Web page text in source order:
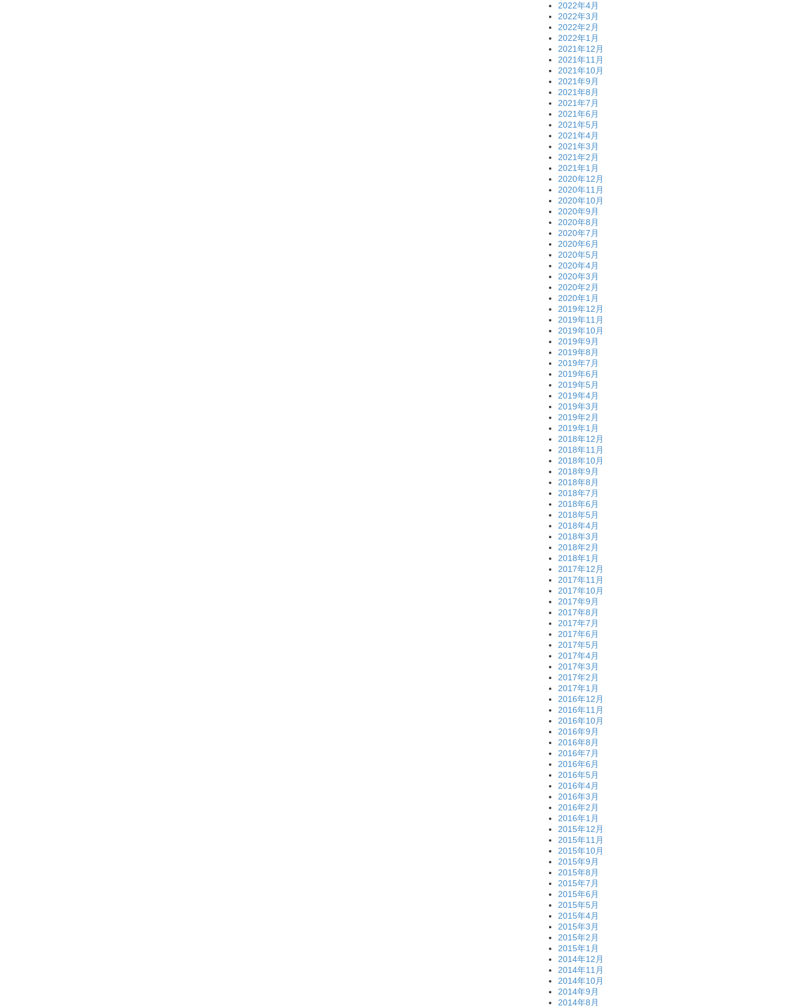
2022年4月
2022年3月
2022年2月
2022年1月
2021年12月
2021年11月
2021年10月
2021年9月
2021年8月
2021年7月
2021年6月
2021年5月
2021年4月
2021年3月
2021年2月
2021年1月
2020年12月
2020年11月
2020年10月
2020年9月
2020年8月
2020年7月
2020年6月
2020年5月
2020年4月
2020年3月
2020年2月
2020年1月
2019年12月
2019年11月
2019年10月
2019年9月
2019年8月
2019年7月
2019年6月
2019年5月
2019年4月
2019年3月
2019年2月
2019年1月
2018年12月
2018年11月
2018年10月
2018年9月
2018年8月
2018年7月
2018年6月
2018年5月
2018年4月
2018年3月
2018年2月
2018年1月
2017年12月
2017年11月
2017年10月
2017年9月
2017年8月
2017年7月
2017年6月
2017年5月
2017年4月
2017年3月
2017年2月
2017年1月
2016年12月
2016年11月
2016年10月
2016年9月
2016年8月
2016年7月
2016年6月
2016年5月
2016年4月
2016年3月
2016年2月
2016年1月
2015年12月
2015年11月
2015年10月
2015年9月
2015年8月
2015年7月
2015年6月
2015年5月
2015年4月
2015年3月
2015年2月
2015年1月
2014年12月
2014年11月
2014年10月
2014年9月
2014年8月